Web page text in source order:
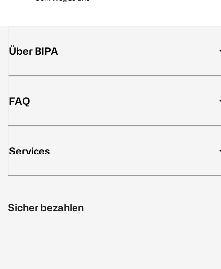
Über BIPA
FAQ
Services
Sicher bezahlen